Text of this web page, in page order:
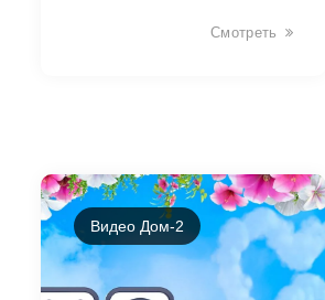
Смотреть
Видео Дом-2